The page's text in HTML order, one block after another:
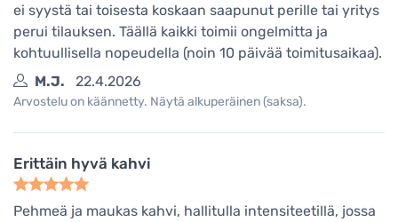
ei syystä tai toisesta koskaan saapunut perille tai yritys
perui tilauksen. Täällä kaikki toimii ongelmitta ja
kohtuullisella nopeudella (noin 10 päivää toimitusaikaa).
M.J.
22.4.2026
Arvostelu on käännetty. Näytä alkuperäinen (saksa).
Erittäin hyvä kahvi
Pehmeä ja maukas kahvi, hallitulla intensiteetillä, jossa